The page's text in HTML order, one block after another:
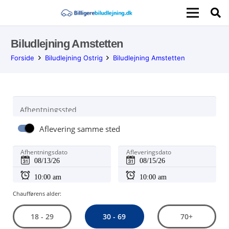
Biludlejning Amstetten
Forside Biludlejning Ostrig Biludlejning Amstetten
Afhentningssted
Aflevering samme sted
Afhentningsdato Afleveringsdato
Chaufførens alder:
18 - 29 30 - 69 70+